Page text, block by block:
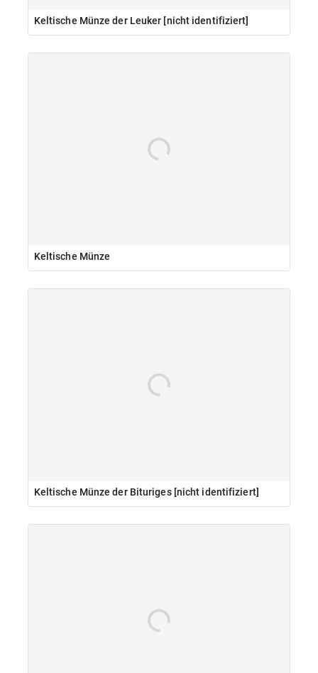
Keltische Münze der Leuker [nicht identifiziert]
Keltische Münze
Keltische Münze der Bituriges [nicht identifiziert]